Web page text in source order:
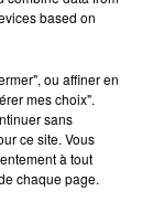
MOIS DE
à trois
based on
ou affiner en
mes choix".
sans
ce site. Vous
à tout
chaque page.